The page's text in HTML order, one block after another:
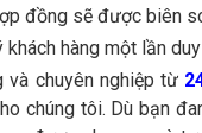
đồng sẽ được biên
hàng một lần
và chuyên nghiệp từ
chúng tôi. Dù bạn